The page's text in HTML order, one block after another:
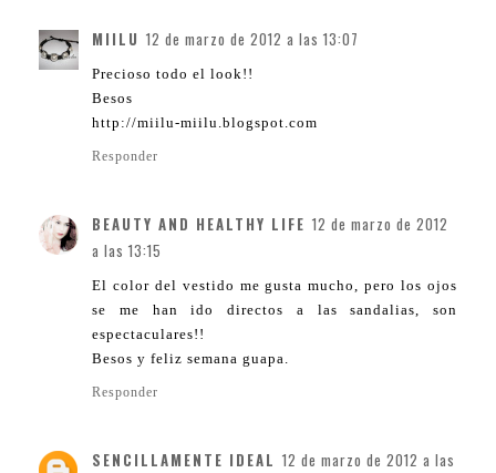
MIILU 12 de marzo de 2012 a las 13:07
Precioso todo el look!!
Besos
http://miilu-miilu.blogspot.com
Responder
BEAUTY AND HEALTHY LIFE 12 de marzo de 2012
a las 13:15
El color del vestido me gusta mucho, pero los ojos
se me han ido directos a las sandalias, son
espectaculares!!
Besos y feliz semana guapa.
Responder
SENCILLAMENTE IDEAL 12 de marzo de 2012 a las